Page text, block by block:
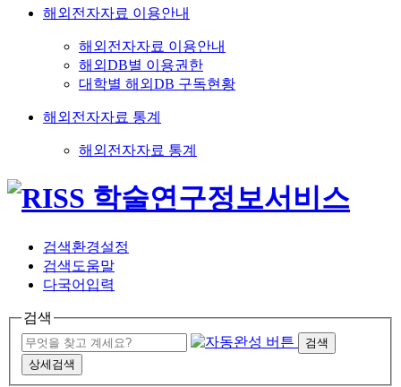
해외전자자료 이용안내
해외전자자료 이용안내
해외DB별 이용권한
대학별 해외DB 구독현황
해외전자자료 통계
해외전자자료 통계
검색환경설정
검색도움말
다국어입력
검색
검색
상세검색